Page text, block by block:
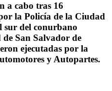
a cabo tras 16
la Policía de la Ciudad
sur del conurbano
de San Salvador de
ejecutadas por la
y Autopartes.